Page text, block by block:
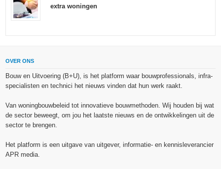
extra woningen
OVER ONS
Bouw en Uitvoering (B+U), is het platform waar bouwprofessionals, infra-
specialisten en technici het nieuws vinden dat hun werk raakt.
Van woningbouwbeleid tot innovatieve bouwmethoden. Wij houden bij wat
de sector beweegt, om jou het laatste nieuws en de ontwikkelingen uit de
sector te brengen.
Het platform is een uitgave van uitgever, informatie- en kennisleverancier
APR media.